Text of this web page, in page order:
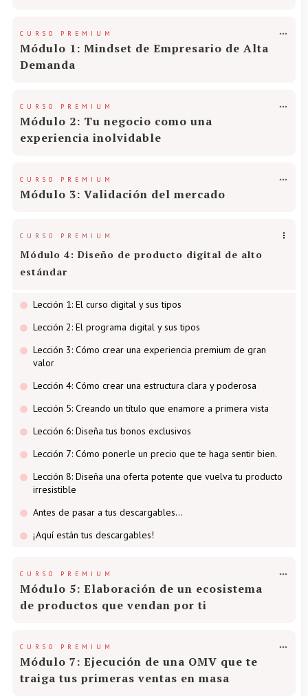
CURSO PREMIUM
Módulo 1: Mindset de Empresario de Alta
Demanda
CURSO PREMIUM
Módulo 2: Tu negocio como una
experiencia inolvidable
CURSO PREMIUM
Módulo 3: Validación del mercado
CURSO PREMIUM
Módulo 4: Diseño de producto digital de alto
estándar
Lección 1: El curso digital y sus tipos
Lección 2: El programa digital y sus tipos
Lección 3: Cómo crear una experiencia premium de gran
valor
Lección 4: Cómo crear una estructura clara y poderosa
Lección 5: Creando un título que enamore a primera vista
Lección 6: Diseña tus bonos exclusivos
Lección 7: Cómo ponerle un precio que te haga sentir bien.
Lección 8: Diseña una oferta potente que vuelva tu producto
irresistible
Antes de pasar a tus descargables…
¡Aquí están tus descargables!
CURSO PREMIUM
Módulo 5: Elaboración de un ecosistema
de productos que vendan por ti
CURSO PREMIUM
Módulo 7: Ejecución de una OMV que te
traiga tus primeras ventas en masa